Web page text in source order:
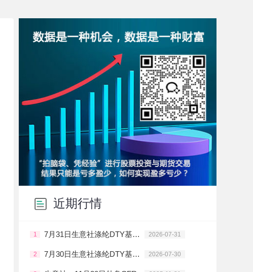
近期行情
1 7月31日生意社涤纶DTY基准价为9500.00元/吨 2026-07-31
2 7月30日生意社涤纶DTY基准价为9450.00元/吨 2026-07-30